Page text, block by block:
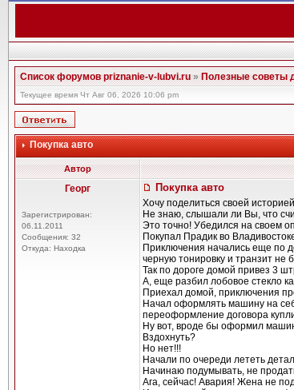
Список форумов priznanie-v-lubvi.ru»Полезные советы
Текущее время Чт Авг 06, 2026 10:06 pm
Покупка авто
Автор
Георг
Зарегистрирован:
06.11.2011
Сообщения: 32
Откуда: Находка
Покупка авто
Хочу поделиться своей
Не знаю, слышали ли Вы, что
Это точно! Убедился на своем
Покупал Прадик во
Приключения начались еще по
черную тонировку и транзит не
Так по дороге домой привез 3
А, еще разбил лобовое стекло
Приехал домой, приключения
Начал оформлять машину на
переоформление договора
Ну вот, вроде бы оформил
Вздохнуть?
Но нет!!!
Начали по очереди лететь
Начинаю подумывать, не
Ага, сейчас! Авария! Жена не